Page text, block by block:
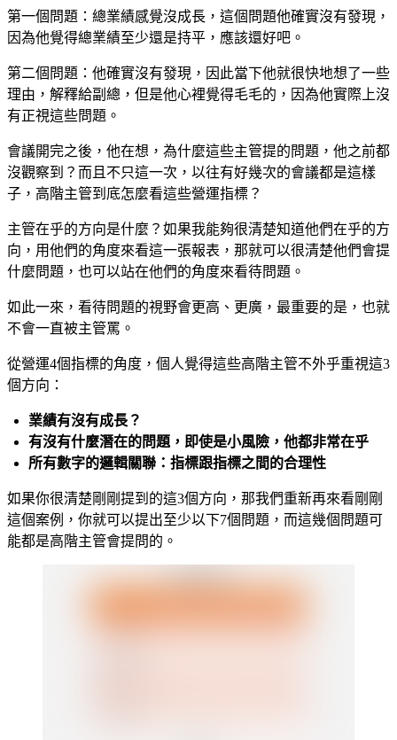
第一個問題：總業績感覺沒成長，這個問題他確實沒有發現，
因為他覺得總業績至少還是持平，應該還好吧。
第二個問題：他確實沒有發現，因此當下他就很快地想了一些
理由，解釋給副總，但是他心裡覺得毛毛的，因為他實際上沒
有正視這些問題。
會議開完之後，他在想，為什麼這些主管提的問題，他之前都
沒觀察到？而且不只這一次，以往有好幾次的會議都是這樣
子，高階主管到底怎麼看這些營運指標？
主管在乎的方向是什麼？如果我能夠很清楚知道他們在乎的方
向，用他們的角度來看這一張報表，那就可以很清楚他們會提
什麼問題，也可以站在他們的角度來看待問題。
如此一來，看待問題的視野會更高、更廣，最重要的是，也就
不會一直被主管罵。
從營運4個指標的角度，個人覺得這些高階主管不外乎重視這3
個方向：
業績有沒有成長？
有沒有什麼潛在的問題，即使是小風險，他都非常在乎
所有數字的邏輯關聯：指標跟指標之間的合理性
如果你很清楚剛剛提到的這3個方向，那我們重新再來看剛剛
這個案例，你就可以提出至少以下7個問題，而這幾個問題可
能都是高階主管會提問的。